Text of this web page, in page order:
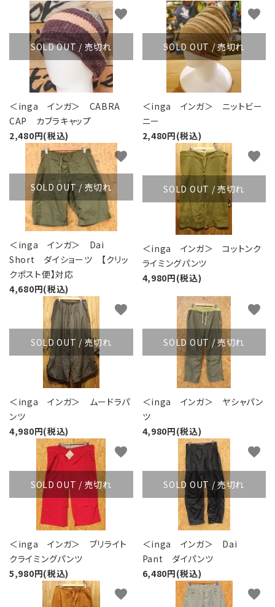
SOLD OUT / 売切れ
＜inga インガ＞ CABRA
CAP カブラキャップ
2,480円(税込)
favorite
SOLD OUT / 売切れ
＜inga インガ＞ ニットビー
ニー
2,480円(税込)
favorite
SOLD OUT / 売切れ
＜inga インガ＞ Dai
Short ダイショーツ 【クリッ
クポスト便】対応
4,680円(税込)
favorite
SOLD OUT / 売切れ
＜inga インガ＞ コットンク
ライミングパンツ
4,980円(税込)
favorite
SOLD OUT / 売切れ
＜inga インガ＞ ムードラパ
ンツ
4,980円(税込)
favorite
SOLD OUT / 売切れ
＜inga インガ＞ ヤシャパン
ツ
4,980円(税込)
favorite
SOLD OUT / 売切れ
＜inga インガ＞ ブリライト
クライミングパンツ
5,980円(税込)
favorite
SOLD OUT / 売切れ
＜inga インガ＞ Dai
Pant ダイパンツ
6,480円(税込)
favorite
favorite favorite